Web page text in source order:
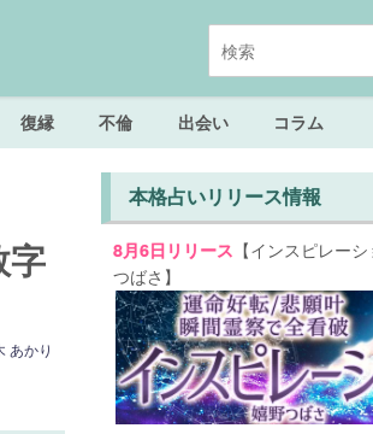
復縁 不倫 出会い コラム
字
あかり
本格占いリリース情報
8月6日リリース 【インスピレー
つばさ】